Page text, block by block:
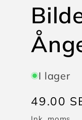
I lager
pris
49.00